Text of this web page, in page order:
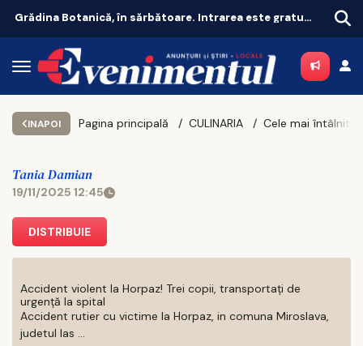
Grădina Botanică, în sărbătoare. Intrarea este gratuită pentru toți vizitatorii
INAPOI Pagina principală CULINARIA
Tania Damian
19/11/2025 12:45
DISTRIBUIE
Accident violent la Horpaz! Trei copii, transportați de
urgență la spital
Accident rutier cu victime la Horpaz, in comuna Miroslava,
judetul Ias ...